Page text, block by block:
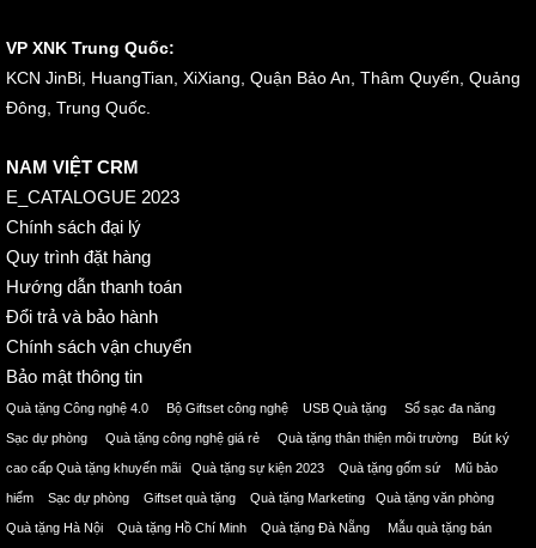
VP XNK Trung Quốc:
KCN JinBi, HuangTian, XiXiang, Quận Bảo An, Thâm Quyến, Quảng
Đông, Trung Quốc.
NAM VIỆT CRM
E_CATALOGUE 2023
Chính sách đại lý
Quy trình đặt hàng
Hướng dẫn thanh toán
Đổi trả và bảo hành
Chính sách vận chuyển
Bảo mật thông tin
Quà tặng Công nghệ 4.0 Bộ Giftset công nghệ USB Quà tặng Sổ sạc đa năng
Sạc dự phòng Quà tặng công nghệ giá rẻ Quà tặng thân thiện môi trường Bút ký
cao cấp Quà tặng khuyến mãi Quà tặng sự kiện 2023 Quà tặng gốm sứ Mũ bảo
hiểm Sạc dự phòng Giftset quà tặng Quà tặng Marketing Quà tặng văn phòng
Quà tặng Hà Nội Quà tặng Hồ Chí Minh Quà tặng Đà Nẵng Mẫu quà tặng bán